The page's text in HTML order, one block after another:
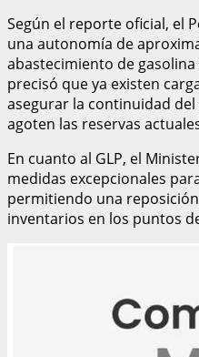
Según el reporte oficial, el
una autonomía de
abastecimiento de gasolina
precisó que ya existen
asegurar la continuidad
agoten las reservas
En cuanto al GLP, el
medidas excepcionales
permitiendo una
inventarios en los puntos